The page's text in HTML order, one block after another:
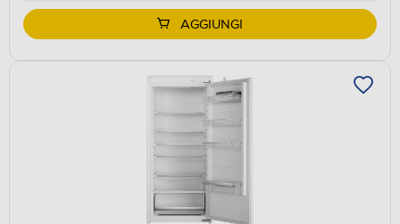
AGGIUNGI